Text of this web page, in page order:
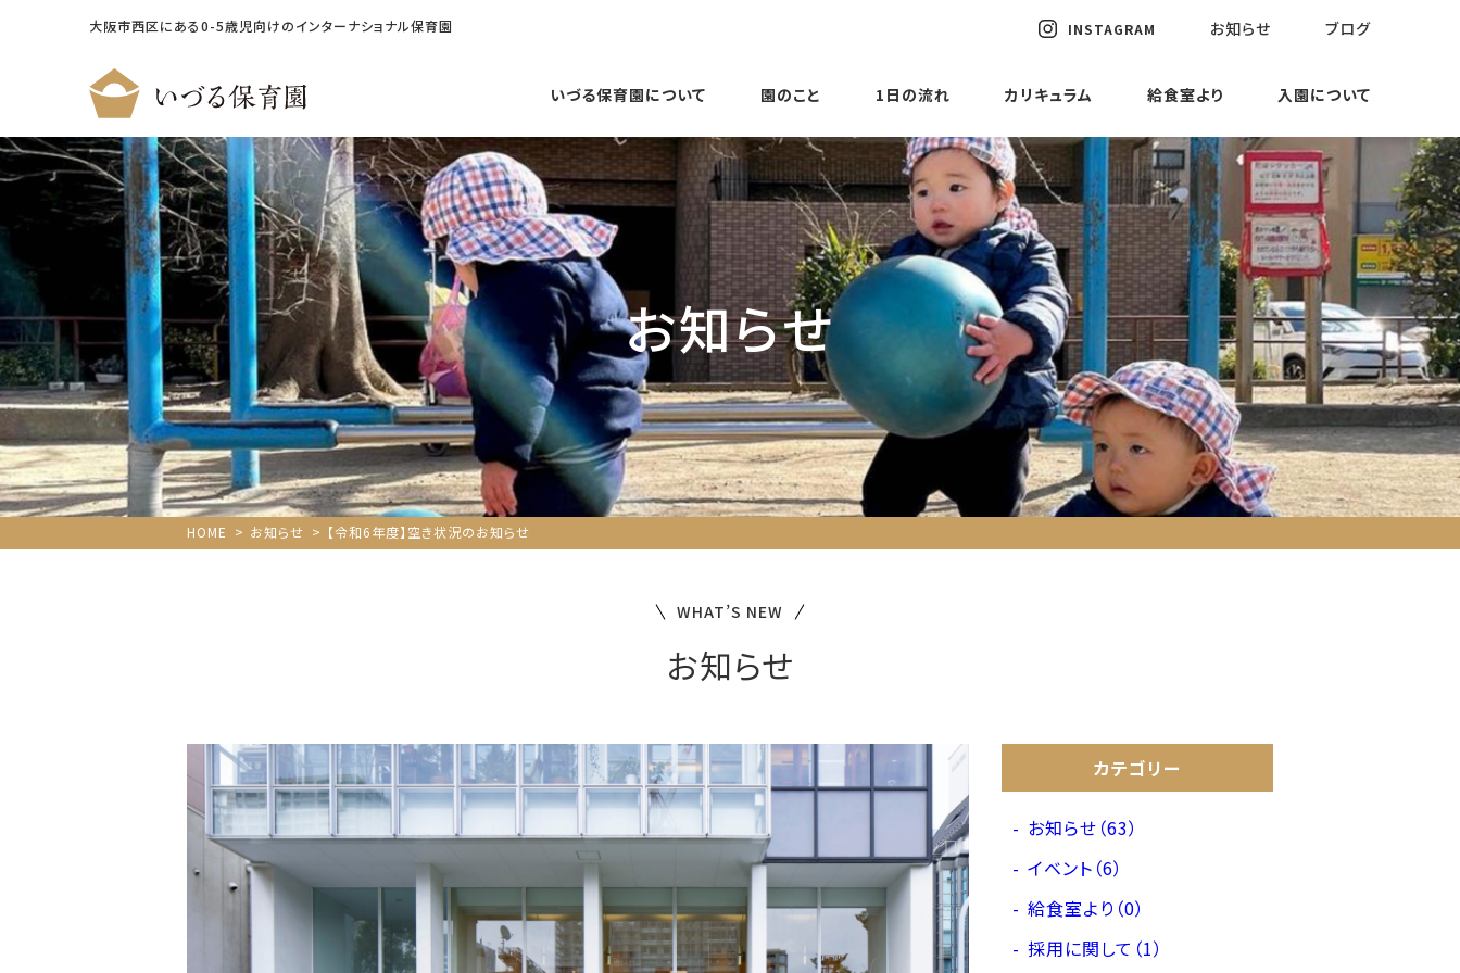
大阪市西区にある0-5歳児向けのインターナショナル保育園 INSTAGRAM お知らせ ブログ
いづる保育園について 園のこと 1日の流れ カリキュラム 給食室より 入園について
お知らせ
HOME お知らせ 【令和6年度】空き状況のお知らせ
WHAT’S NEW
お知らせ
カテゴリー
お知らせ（63）
イベント（6）
給食室より（0）
採用に関して（1）